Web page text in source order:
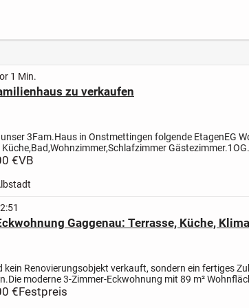
1 Min.
zu verkaufen
3Fam.Haus in Onstmettingen folgende EtagenEG
Gästezimmer.1OG
Esszimmer, Kinderzimmer, Wohnzimmer
€VB
Gaggenau: Terrasse, Küche,
kein Renovierungsobjekt verkauft, sondern ein fertiges
Die moderne 3-Zimmer-Eckwohnung mit 89 m²
eines gepflegten Mehrfamilienhauses....
€Festpreis